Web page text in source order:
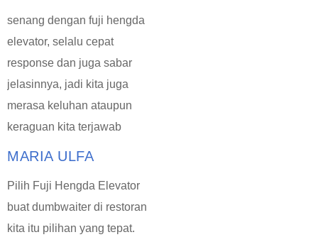
senang dengan fuji hengda
elevator, selalu cepat
response dan juga sabar
jelasinnya, jadi kita juga
merasa keluhan ataupun
keraguan kita terjawab
MARIA ULFA
Pilih Fuji Hengda Elevator
buat dumbwaiter di restoran
kita itu pilihan yang tepat.